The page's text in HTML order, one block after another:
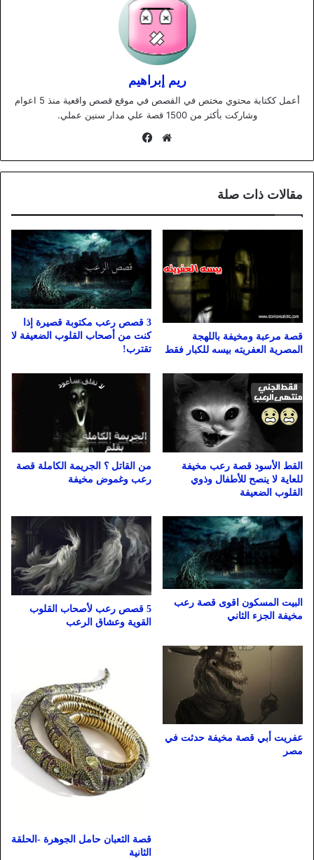
ريم إبراهيم
أعمل ككتابة محتوي مختص في القصص في موقع قصص واقعية منذ 5 اعوام
وشاركت بأكثر من 1500 قصة علي مدار سنين عملي.
موقع
مقالات ذات صلة
قصة مرعبة ومخيفة باللهجة
المصرية العفريته بيسه للكبار فقط
3 قصص رعب مكتوبة قصيرة إذا
كنت من أصحاب القلوب الضعيفة لا
تقترب!
القط الأسود قصة رعب مخيفة
للعاية لا ينصح للأطفال وذوي
القلوب الضعيفة
من القاتل ؟ الجريمة الكاملة قصة
رعب وغموض مخيفة
البيت المسكون اقوى قصة رعب
مخيفة الجزء الثاني
5 قصص رعب لأصحاب القلوب
القوية وعشاق الرعب
عفريت أبي قصة مخيفة حدثت في
مصر
قصة الثعبان حامل الجوهرة -الحلقة
الثانية